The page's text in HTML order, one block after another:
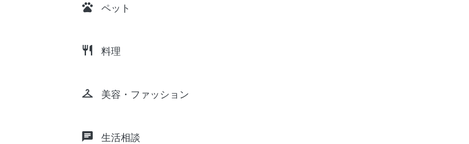
pets ペット
restaurant 料理
checkroom 美容・ファッション
chat 生活相談